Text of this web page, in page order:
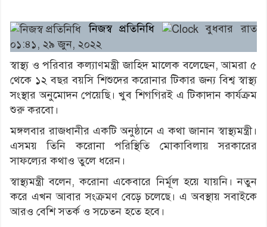
নিজস্ব প্রতিনিধি
বুধবার রাত
০১:৪১, ২৯ জুন, ২০২২
স্বাস্থ্য ও পরিবার কল্যাণমন্ত্রী জাহিদ মালেক বলেছেন, আমরা ৫
থেকে ১২ বছর বয়সি শিশুদের করোনার টিকার জন্য বিশ্ব স্বাস্থ্য
সংস্থার অনুমোদন পেয়েছি। খুব শিগগিরই এ টিকাদান কার্যক্রম
শুরু করবো।
মঙ্গলবার রাজধানীর একটি অনুষ্ঠানে এ কথা জানান স্বাস্থ্যমন্ত্রী।
এসময় তিনি করোনা পরিস্থিতি মোকাবিলায় সরকারের
সাফল্যের কথাও তুলে ধরেন।
স্বাস্থ্যমন্ত্রী বলেন, করোনা একেবারে নির্মূল হয়ে যায়নি। নতুন
করে এখন আবার সংক্রমণ বেড়ে চলেছে। এ অবস্থায় সবাইকে
আরও বেশি সতর্ক ও সচেতন হতে হবে।